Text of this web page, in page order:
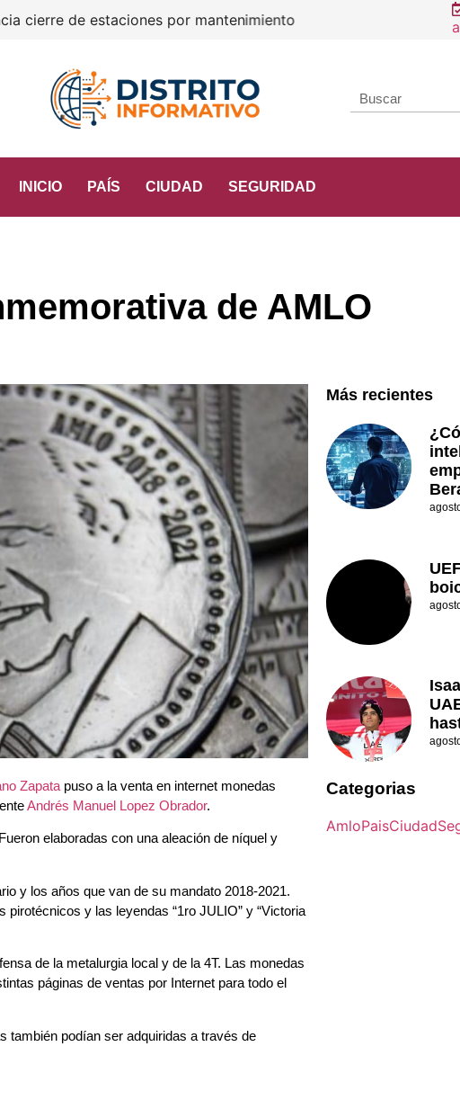
cierre de estaciones por mantenimiento
INICIO PAÍS CIUDAD SEGURIDAD
de AMLO
Zapata puso a la venta en internet monedas
Andrés Manuel Lopez Obrador.
elaboradas con una aleación de níquel y
y los años que van de su mandato 2018-2021.
y las leyendas “1ro JULIO” y “Victoria
de la metalurgia local y de la 4T. Las monedas
páginas de ventas por Internet para todo el
también podían ser adquiridas a través de
Más recientes
Categorias
AmloPaisCiudad